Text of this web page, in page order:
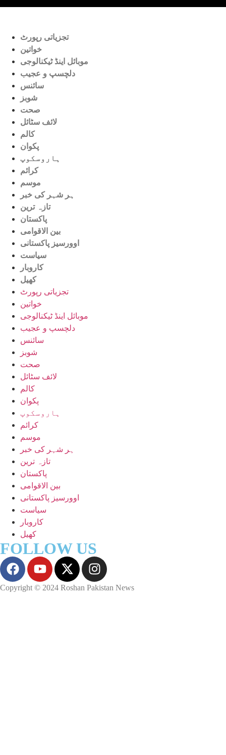
تجزیاتی رپورٹ
خواتین
موبائل اینڈ ٹیکنالوجی
دلچسپ و عجیب
سائنس
شوبز
صحت
لائف سٹائل
کالم
پکوان
ہاروسکوپ
کرائم
موسم
ہر شہر کی خبر
تازہ ترین
پاکستان
بین الاقوامی
اوورسیز پاکستانی
سیاست
کاروبار
کھیل
تجزیاتی رپورٹ
خواتین
موبائل اینڈ ٹیکنالوجی
دلچسپ و عجیب
سائنس
شوبز
صحت
لائف سٹائل
کالم
پکوان
ہاروسکوپ
کرائم
موسم
ہر شہر کی خبر
تازہ ترین
پاکستان
بین الاقوامی
اوورسیز پاکستانی
سیاست
کاروبار
کھیل
FOLLOW US
Copyright © 2024 Roshan Pakistan News